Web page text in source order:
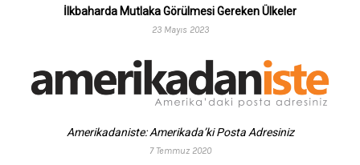
İlkbaharda Mutlaka Görülmesi Gereken Ülkeler
23 Mayıs 2023
Amerikadaniste: Amerikada’ki Posta Adresiniz
7 Temmuz 2020